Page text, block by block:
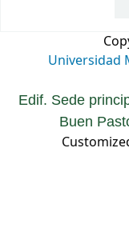
Universidad
Edif. Sede
Buen